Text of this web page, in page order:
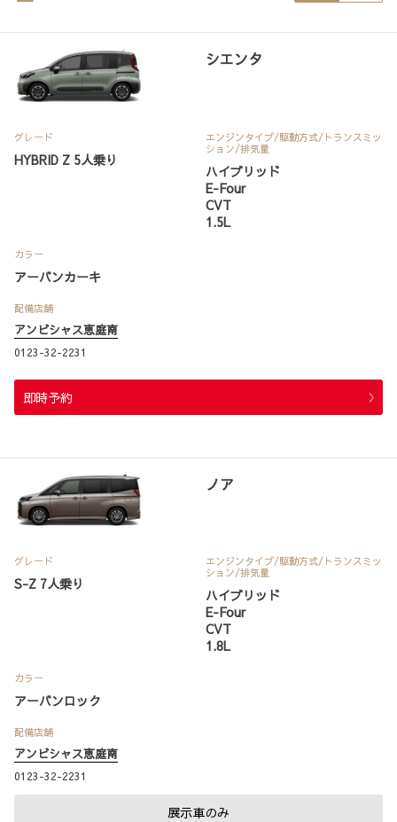
シエンタ
グレード
HYBRID Z 5人乗り
エンジンタイプ/駆動方式/ トランスミッ
ション/排気量
ハイブリッド
E-Four
CVT
1.5L
カラー
アーバンカーキ
配備店舗
アンビシャス恵庭南
0123-32-2231
即時予約
ノア
グレード
S-Z 7人乗り
エンジンタイプ/駆動方式/ トランスミッ
ション/排気量
ハイブリッド
E-Four
CVT
1.8L
カラー
アーバンロック
配備店舗
アンビシャス恵庭南
0123-32-2231
展示車のみ